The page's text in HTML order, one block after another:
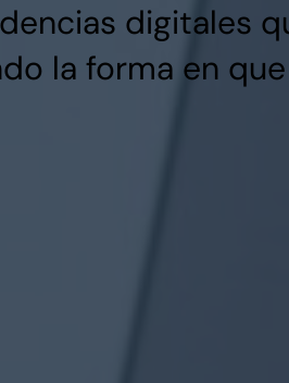
digitales
la forma en que